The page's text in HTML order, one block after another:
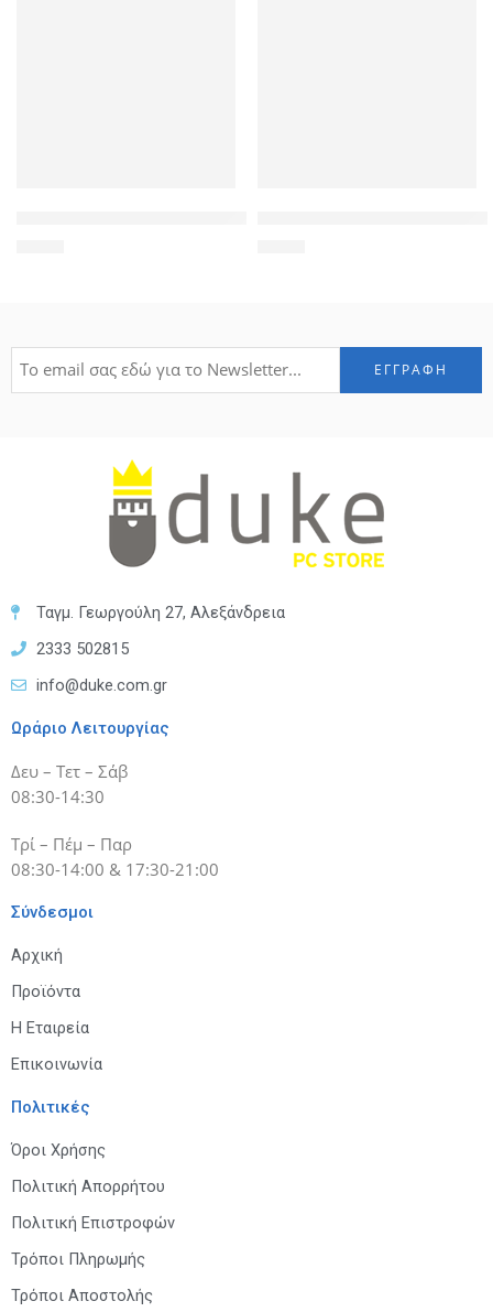
Ταγμ. Γεωργούλη 27, Αλεξάνδρεια
2333 502815
info@duke.com.gr
Ωράριο Λειτουργίας
Δευ – Τετ – Σάβ
08:30-14:30
Τρί – Πέμ – Παρ
08:30-14:00 & 17:30-21:00
Σύνδεσμοι
Αρχική
Προϊόντα
Η Εταιρεία
Επικοινωνία
Πολιτικές
Όροι Χρήσης
Πολιτική Απορρήτου
Πολιτική Επιστροφών
Τρόποι Πληρωμής
Τρόποι Αποστολής